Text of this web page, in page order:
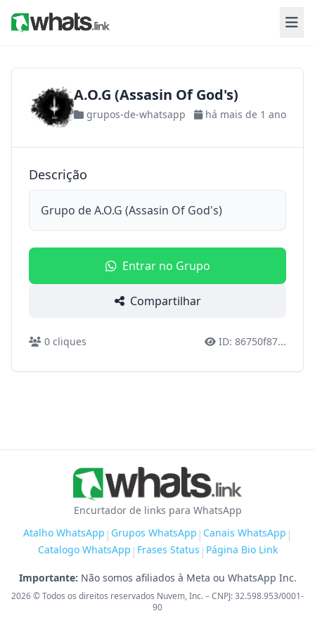
A.O.G (Assasin Of God's)
grupos-de-whatsapp há mais de 1 ano
Descrição
Grupo de A.O.G (Assasin Of God's)
Entrar no Grupo
Compartilhar
0 cliques ID: 86750f87...
Encurtador de links para WhatsApp
Atalho WhatsApp | Grupos WhatsApp | Canais WhatsApp |
Catalogo WhatsApp | Frases Status | Página Bio Link
Importante: Não somos afiliados à Meta ou WhatsApp Inc.
2026© Todos os direitos reservados Nuvem, Inc. – CNPJ: 32.598.953/0001-
90